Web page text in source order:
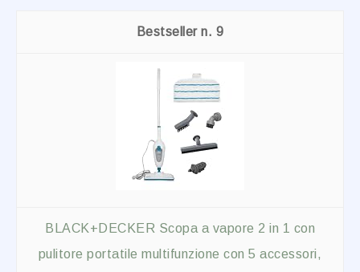
9
BLACK+DECKER Scopa a vapore 2 in 1 con
pulitore portatile multifunzione con 5 accessori,